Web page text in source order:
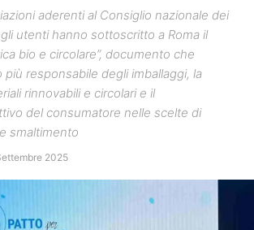
aderenti al Consiglio nazionale dei
utenti hanno sottoscritto a Roma il
bio e circolare”, documento che
responsabile degli imballaggi, la
rinnovabili e circolari e il
del consumatore nelle scelte di
smaltimento
2025